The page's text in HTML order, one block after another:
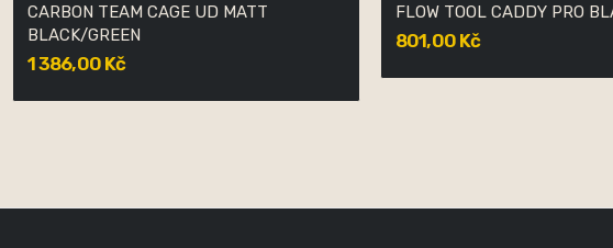
CARBON TEAM CAGE UD MATT
BLACK/GREEN
1 386,00 Kč
FLOW TOOL CADDY PRO
801,00 Kč